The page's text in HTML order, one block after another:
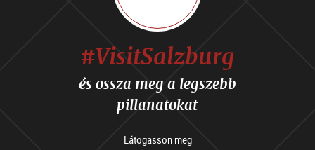
#VisitSalzburg
és ossza meg a legszebb
pillanatokat
Látogasson meg